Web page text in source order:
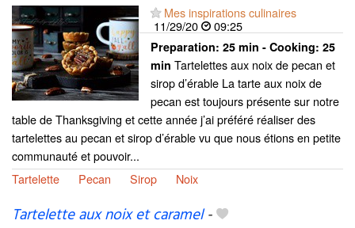
Mes inspirations culinaires
11/29/20
09:25
Preparation: 25 min - Cooking: 25
min Tartelettes aux noix de pecan et
sirop d’érable La tarte aux noix de
pecan est toujours présente sur notre
table de Thanksgiving et cette année j’ai préféré réaliser des
tartelettes au pecan et sirop d’érable vu que nous étions en petite
communauté et pouvoir...
Tartelette
Pecan Sirop Noix
Tartelette aux noix et caramel-